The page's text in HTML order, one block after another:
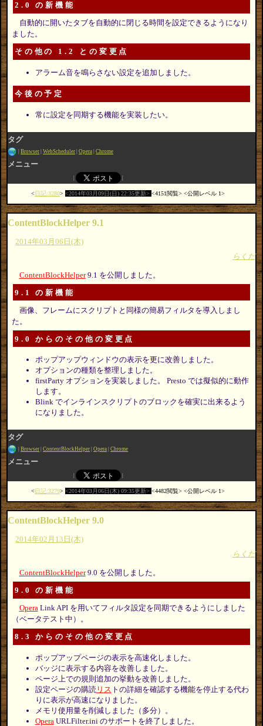
2.0 の新機能
自動的に開いたタブを自動的に閉じる時間を設定できるようになり
ました。
その他の 1.2 との変更点
アラーム音を鳴らさない設定を追加しました。
今後の予定
常に設定を同期する機能を実装したい。
タグ
Browser WebScheduler Opera Chrome
メニュー
日記:3280 2014年03月09日(日) 22:35更新 4151閲覧 公開レベル 1
ContentBlockHelper 9.1
2014年03月06日(木)
らくだ
ContentBlockHelper9.1 を公開しました。
9.1 の新機能
画像、フレームにスクリプトと同様の簡易フィルタを導入しまし
た。
9.0 からのその他の変更点
ポップアップウィンドウの表示を更に改善しました。
オプションの種類を整理しました。
firstParty オプションを実装しました。 Presto では擬似的に動作
します。
Blink でインラインスクリプトのブロックを確実に出来るよう
になりました。
タグ
Browser ContentBlockHelper Opera Chrome
メニュー
日記:3279 2014年03月06日(木) 09:35更新 4482閲覧 公開レベル 1
ContentBlockHelper 9.0
2014年02月13日(木)
らくだ
ContentBlockHelper9.0 を公開しました。
9.0 の新機能
OperaLink API を用いてフィルタ設定を同期できるようにしました
（ベータテスト中）。
8.3 からのその他の変更点
ポップアップページの表示を高速化しました。
バッジに表示する内容を改善しました。
ページ上での規則追加の挙動を改善しました。
設定ページの購読 リス トの詳細を確認する機能を停止する代わ
りに表示が高速になりました。
メモリ使用量を削減しました（多分）。
Opera URLFilter.ini のサポートを終了しました。